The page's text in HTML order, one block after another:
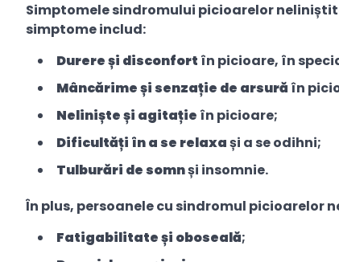
Simptomele sindromului picioarelor
simptome includ:
Durere și disconfort în picioare, în
Mâncărime și senzație de arsură în
Neliniște și agitație în picioare;
Dificultăți în a se relaxași a se odihni;
Tulburări de somnși insomnie.
În plus, persoanele cu sindromul picioarelor
Fatigabilitate și oboseală;